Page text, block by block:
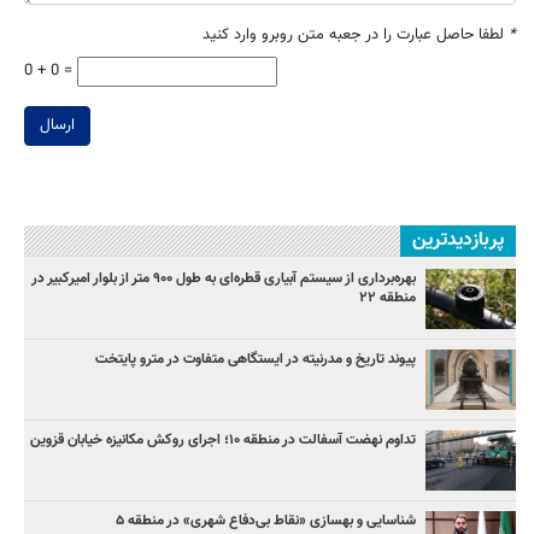
* لطفا حاصل عبارت را در جعبه متن روبرو وارد کنید
0 + 0 =
ارسال
پربازدیدترین
بهره‌برداری از سیستم آبیاری قطره‌ای به طول ۹۰۰ متر از بلوار امیرکبیر در
منطقه ۲۲
پیوند تاریخ و مدرنیته در ایستگاهی متفاوت در مترو پایتخت
تداوم نهضت آسفالت در منطقه ۱۰؛ اجرای روکش مکانیزه خیابان قزوین
شناسایی و بهسازی «نقاط بی‌دفاع شهری» در منطقه ۵